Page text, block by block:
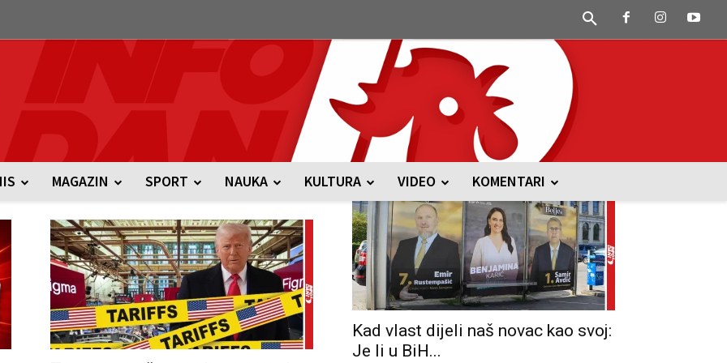
MAGAZIN SPORT NAUKA KULTURA VIDEO KOMENTARI
Kad vlast dijeli naš novac kao svoj:
Je li u BiH...